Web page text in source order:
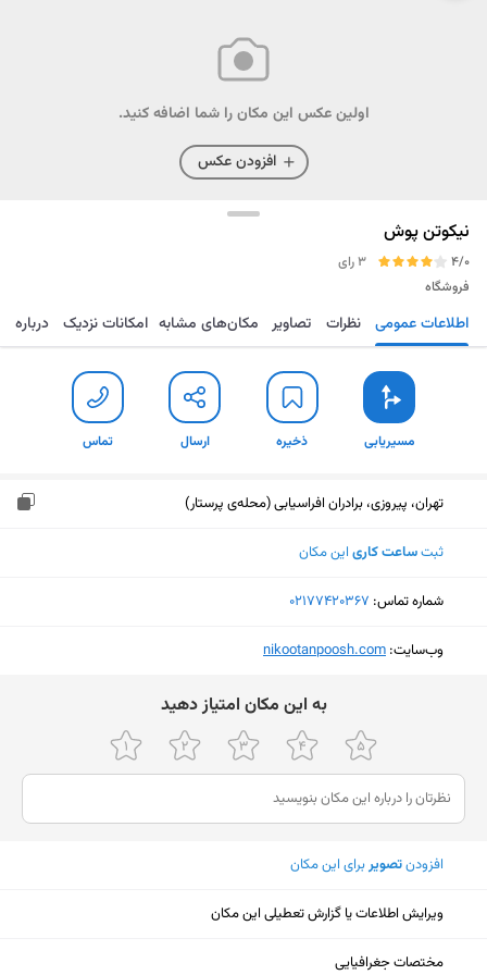
اولین عکس این مکان را شما اضافه کنید.
افزودن عکس
نیکوتن پوش
4/0
3 رای
فروشگاه
مسیریابی ذخیره ارسال تماس اطلاعات عمومی نظرات تصاویر مکان‌های مشابه امکانات نزدیک درباره
مسیریابی ذخیره ارسال تماس
تهران، پیروزی، برادران افراسیابی (محله‌ی پرستار)
ثبتساعت کاری این مکان
شماره تماس: ‎02177420367
وب‌سایت: ‎nikootanpoosh.com
ﺑﻪ اﯾﻦ ﻣﮑﺎن اﻣﺘﯿﺎز دﻫﯿﺪ
افزودنتصویربرای این مکان
ویرایش اطلاعات یا گزارش تعطیلی این مکان
مختصات جغرافیایی